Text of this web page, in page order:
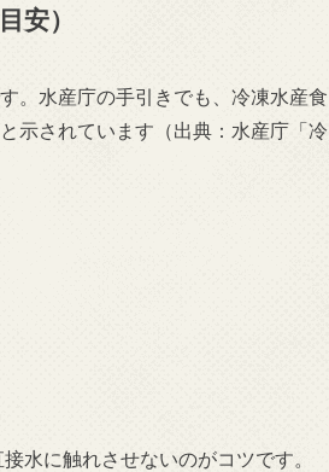
安）
。水産庁の手引きでも、冷凍水産食
示されています（出典：水産庁「冷
水に触れさせないのがコツです。